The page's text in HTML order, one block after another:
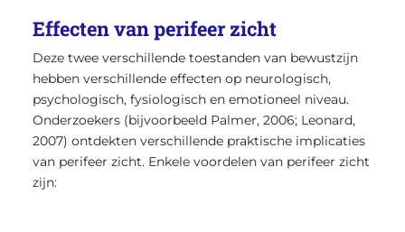
Effecten van perifeer zicht
Deze twee verschillende toestanden van bewustzijn
hebben verschillende effecten op neurologisch,
psychologisch, fysiologisch en emotioneel niveau.
Onderzoekers (bijvoorbeeld Palmer, 2006; Leonard,
2007) ontdekten verschillende praktische implicaties
van perifeer zicht. Enkele voordelen van perifeer zicht
zijn: